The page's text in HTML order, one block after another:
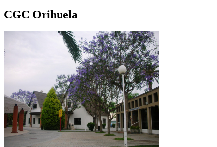
CGC Orihuela